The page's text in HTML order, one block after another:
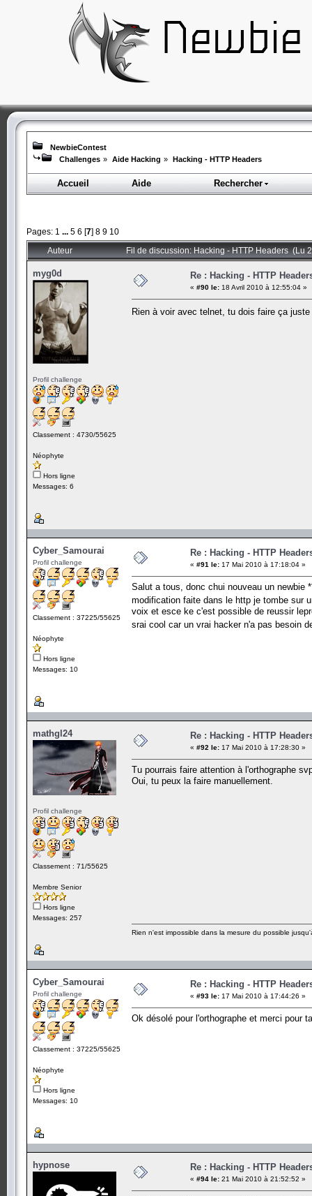
NewbieContest
Challenges » Aide Hacking » Hacking - HTTP Headers
Accueil Aide Rechercher
Pages: 1 ... 5 6 [7] 8 9 10
Auteur Fil de discussion: Hacking - HTTP Headers (Lu
myg0d
Profil challenge
Classement : 4730/55625
Néophyte
Hors ligne
Messages: 6
Re : Hacking - HTTP
« #90 le: 18 Avril 2010 à 12:55:04 »
Rien à voir avec telnet, tu dois faire ça
Cyber_Samourai
Profil challenge
Classement : 37225/55625
Néophyte
Hors ligne
Messages: 10
Re : Hacking - HTTP
« #91 le: 17 Mai 2010 à 17:18:04 »
Salut a tous, donc chui nouveau un newbie
modification faite dans le http je tombe sur
voix et esce ke c'est possible de reussir
srai cool car un vrai hacker n'a pas besoin
mathgl24
Profil challenge
Classement : 71/55625
Membre Senior
Hors ligne
Messages: 257
Re : Hacking - HTTP
« #92 le: 17 Mai 2010 à 17:28:30 »
Tu pourrais faire attention à l'orthographe
Oui, tu peux la faire manuellement.
Rien n'est impossible dans la mesure du possible
Cyber_Samourai
Profil challenge
Classement : 37225/55625
Néophyte
Hors ligne
Messages: 10
Re : Hacking - HTTP
« #93 le: 17 Mai 2010 à 17:44:26 »
Ok désolé pour l'orthographe et merci pour
hypnose Re : Hacking - HTTP
« #94 le: 21 Mai 2010 à 21:52:52 »